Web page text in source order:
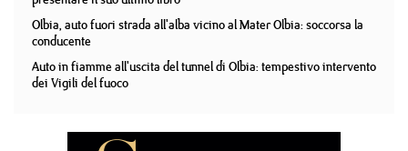
Olbia, auto fuori strada all'alba vicino al Mater Olbia: soccorsa la
conducente
Auto in fiamme all'uscita del tunnel di Olbia: tempestivo intervento
dei Vigili del fuoco